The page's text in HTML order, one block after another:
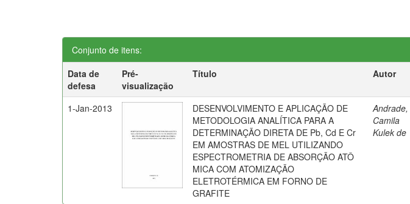
Conjunto de itens:
Data de
defesa
Pré-
visualização
Título Autor
1-Jan-2013
DESENVOLVIMENTO E APLICAÇÃO DE
METODOLOGIA ANALÍTICA PARA A
DETERMINAÇÃO DIRETA DE Pb, Cd E Cr
EM AMOSTRAS DE MEL UTILIZANDO
ESPECTROMETRIA DE ABSORÇÃO ATÔ
MICA COM ATOMIZAÇÃO
ELETROTÉRMICA EM FORNO DE
GRAFITE
Andrade,
Camila
Kulek de